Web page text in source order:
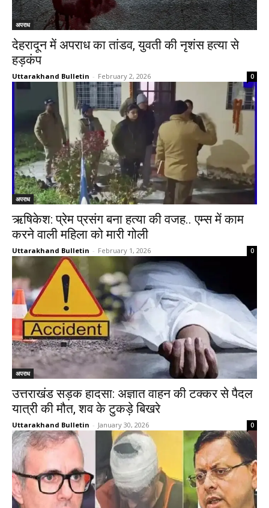
अपराध
देहरादून में अपराध का तांडव, युवती की नृशंस हत्या से
हड़कंप
Uttarakhand Bulletin - February 2, 2026 0
अपराध
ऋषिकेश: प्रेम प्रसंग बना हत्या की वजह.. एम्स में काम
करने वाली महिला को मारी गोली
Uttarakhand Bulletin - February 1, 2026 0
अपराध
उत्तराखंड सड़क हादसा: अज्ञात वाहन की टक्कर से पैदल
यात्री की मौत, शव के टुकड़े बिखरे
Uttarakhand Bulletin - January 30, 2026 0